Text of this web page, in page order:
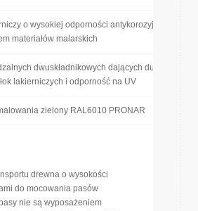
o wysokiej odporności antykorozyjnej z
materiałów malarskich
dwuskładnikowych dających dużą
lakierniczych i odporność na UV
zielony RAL6010 PRONAR
drewna o wysokości
do mocowania pasów
nie są wyposażeniem